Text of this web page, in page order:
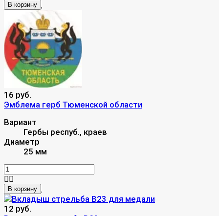
В корзину
16 руб.
Эмблема герб Тюменской области
Вариант
Гербы респуб., краев
Диаметр
25 мм
В корзину
12 руб.